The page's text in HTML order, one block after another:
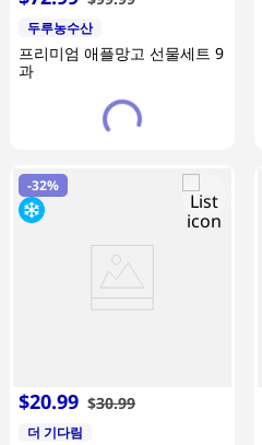
두루농수산
프리미엄 애플망고 선물세트 9
과
-32%
$20.99 $30.99
더 기다림